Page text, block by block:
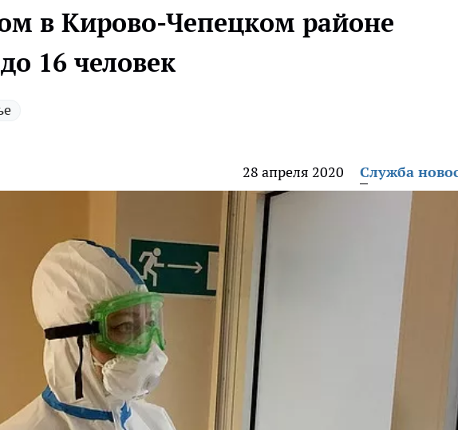
в Кирово-Чепецком районе
16 человек
28 апреля 2020 Служба